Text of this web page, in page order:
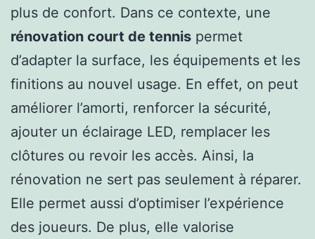
plus de confort. Dans ce contexte, une
rénovation court de tennis permet
d’adapter la surface, les équipements et les
finitions au nouvel usage. En effet, on peut
améliorer l’amorti, renforcer la sécurité,
ajouter un éclairage LED, remplacer les
clôtures ou revoir les accès. Ainsi, la
rénovation ne sert pas seulement à réparer.
Elle permet aussi d’optimiser l’expérience
des joueurs. De plus, elle valorise